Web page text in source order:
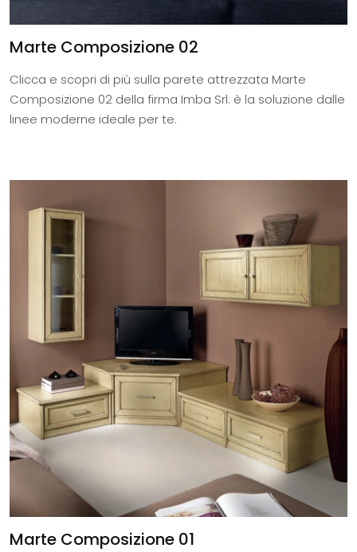
Marte Composizione 02
Clicca e scopri di più sulla parete attrezzata Marte
Composizione 02 della firma Imba Srl: è la soluzione dalle
linee moderne ideale per te.
Marte Composizione 01